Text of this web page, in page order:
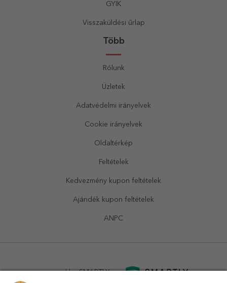
GYIK
Visszaküldési űrlap
Több
Rólunk
Üzletek
Adatvédelmi irányelvek
Cookie irányelvek
Oldaltérkép
Feltételek
Kedvezmény kupon feltételek
Ajándék kupon feltételek
ANPC
powered bySMARTLY.ro